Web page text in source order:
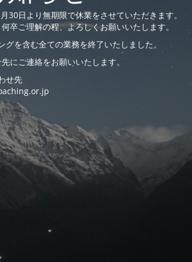
日より無期限で休業をさせていただきます。
卒ご理解の程、よろしくお願いいたします。
を含む全ての業務を終了いたしました。
にご連絡をお願いいたします。
せ先